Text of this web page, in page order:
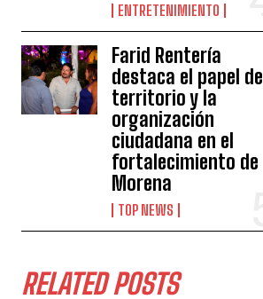
ENTRETENIMIENTO
Farid Rentería
destaca el papel del
territorio y la
organización
ciudadana en el
fortalecimiento de
Morena
TOP NEWS
RELATED POSTS